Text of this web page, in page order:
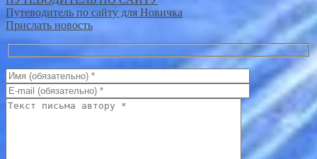
Путеводитель по сайту для Новичка
Прислать новость